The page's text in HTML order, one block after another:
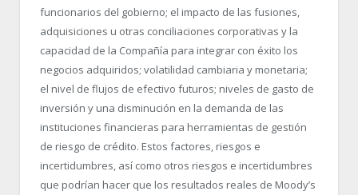
funcionarios del gobierno; el impacto de las fusiones,
adquisiciones u otras conciliaciones corporativas y la
capacidad de la Compañía para integrar con éxito los
negocios adquiridos; volatilidad cambiaria y monetaria;
el nivel de flujos de efectivo futuros; niveles de gasto de
inversión y una disminución en la demanda de las
instituciones financieras para herramientas de gestión
de riesgo de crédito. Estos factores, riesgos e
incertidumbres, así como otros riesgos e incertidumbres
que podrían hacer que los resultados reales de Moody’s